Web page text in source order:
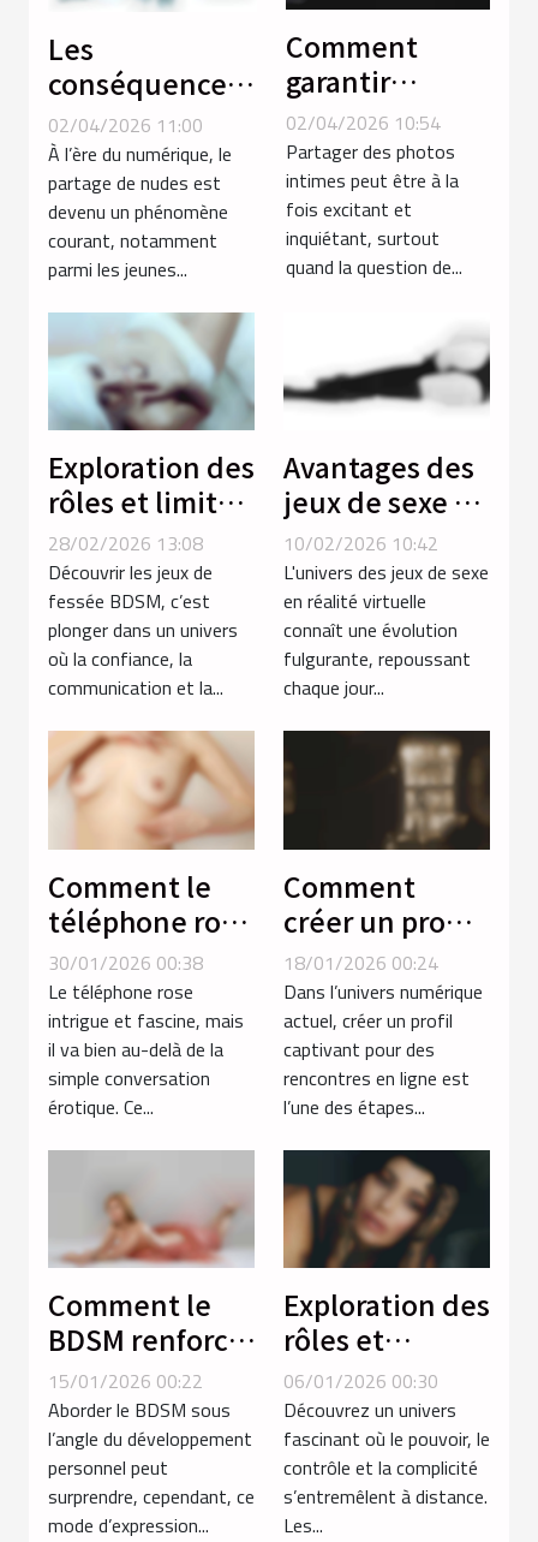
Les
conséquences
psychologiques
du partage de
nudes
02/04/2026 11:00
À l’ère du numérique, le
partage de nudes est
devenu un phénomène
courant, notamment
parmi les jeunes...
Comment
garantir
l'anonymat en
partageant des
photos intimes
?
02/04/2026 10:54
Partager des photos
intimes peut être à la
fois excitant et
inquiétant, surtout
quand la question de...
Exploration des
rôles et limites
dans les jeux
de fessée
BDSM
28/02/2026 13:08
Découvrir les jeux de
fessée BDSM, c’est
plonger dans un univers
où la confiance, la
communication et la...
Avantages des
jeux de sexe en
réalité
virtuelle sur
les plateformes
traditionnelles
10/02/2026 10:42
L'univers des jeux de sexe
en réalité virtuelle
connaît une évolution
fulgurante, repoussant
chaque jour...
Comment le
téléphone rose
favorise-t-il la
découverte de
soi ?
30/01/2026 00:38
Le téléphone rose
intrigue et fascine, mais
il va bien au-delà de la
simple conversation
érotique. Ce...
Comment
créer un profil
captivant pour
des rencontres
en ligne ?
18/01/2026 00:24
Dans l’univers numérique
actuel, créer un profil
captivant pour des
rencontres en ligne est
l’une des étapes...
Comment le
BDSM renforce-
t-il la confiance
en soi chez les
femmes ?
15/01/2026 00:22
Aborder le BDSM sous
l’angle du développement
personnel peut
surprendre, cependant, ce
mode d’expression...
Exploration des
rôles et
dynamiques
en séances de
soumission par
téléphone
06/01/2026 00:30
Découvrez un univers
fascinant où le pouvoir, le
contrôle et la complicité
s’entremêlent à distance.
Les...